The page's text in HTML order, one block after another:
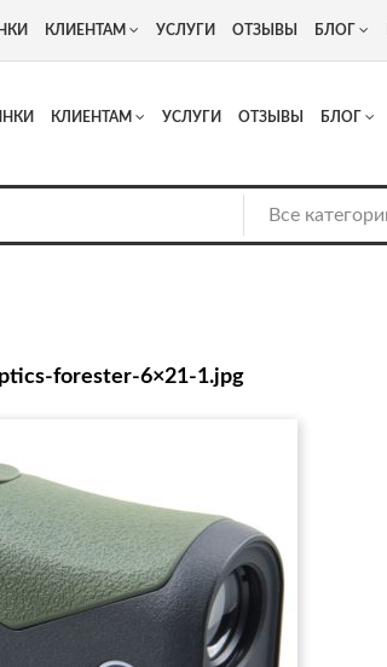
Москва, Люберцы, Котельнический проезд 13
КЛИЕНТАМ УСЛУГИ ОТЗЫВЫ БЛОГ
КЛИЕНТАМ УСЛУГИ ОТЗЫВЫ БЛОГ
forester-6×21-1.jpg